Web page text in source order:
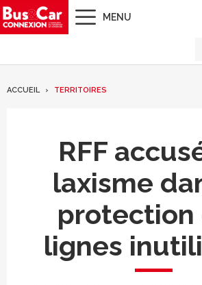
MENU
ACCUEIL TERRITOIRES
RFF
laxisme
protection
lignes